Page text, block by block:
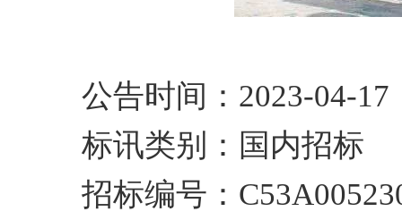
公告时间：2023-04-17
标讯类别：国内招标
招标编号：